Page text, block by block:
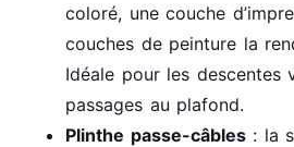
coloré, une couche
couches de peinture la
Idéale pour les descentes
passages au plafond.
Plinthe passe-câbles: la